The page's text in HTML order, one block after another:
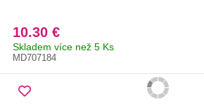
10.30 €
Skladem více než 5 Ks
MD707184